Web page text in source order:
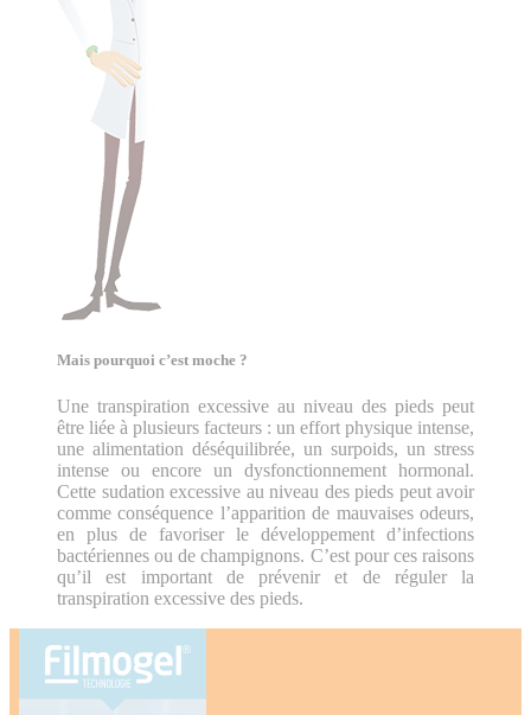
Mais pourquoi c’est moche ?
Une transpiration excessive au niveau des pieds peut
être liée à plusieurs facteurs : un effort physique intense,
une alimentation déséquilibrée, un surpoids, un stress
intense ou encore un dysfonctionnement hormonal.
Cette sudation excessive au niveau des pieds peut avoir
comme conséquence l’apparition de mauvaises odeurs,
en plus de favoriser le développement d’infections
bactériennes ou de champignons. C’est pour ces raisons
qu’il est important de prévenir et de réguler la
transpiration excessive des pieds.